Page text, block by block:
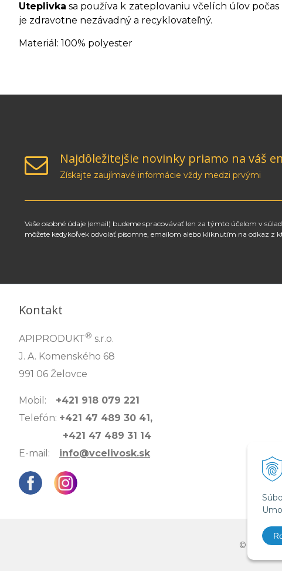
Uteplivka sa používa k zateplovaniu včelích úľov
je zdravotne nezávadný a recyklovateľný.
Materiál: 100% polyester
Najdôležitejšie novinky priamo na váš
Získajte zaujímavé informácie vždy medzi prvými
Vaše osobné údaje (email) budeme spracovávať len za týmto účelom v
môžete kedykoľvek odvolať písomne, emailom alebo kliknutím na odkaz z
Kontakt
APIPRODUKT® s.r.o.
J. A. Komenského 68
991 06 Želovce
Mobil: +421 918 079 221
Telefón: +421 47 489 30 41,
+421 47 489 31 14
E-mail: info@vcelivosk.sk
© 2026